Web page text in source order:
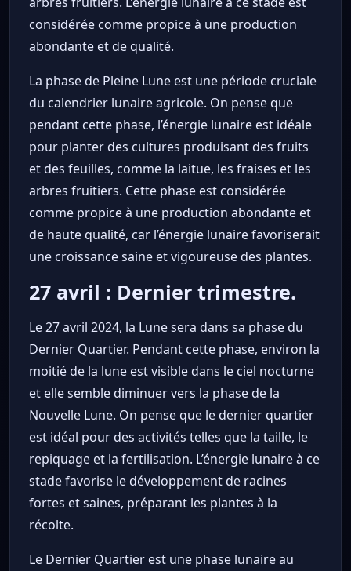
considérée comme propice à une production
abondante et de qualité.
La phase de Pleine Lune est une période cruciale
du calendrier lunaire agricole. On pense que
pendant cette phase, l’énergie lunaire est idéale
pour planter des cultures produisant des fruits
et des feuilles, comme la laitue, les fraises et les
arbres fruitiers. Cette phase est considérée
comme propice à une production abondante et
de haute qualité, car l’énergie lunaire favoriserait
une croissance saine et vigoureuse des plantes.
27 avril : Dernier trimestre.
Le 27 avril 2024, la Lune sera dans sa phase du
Dernier Quartier. Pendant cette phase, environ la
moitié de la lune est visible dans le ciel nocturne
et elle semble diminuer vers la phase de la
Nouvelle Lune. On pense que le dernier quartier
est idéal pour des activités telles que la taille, le
repiquage et la fertilisation. L’énergie lunaire à ce
stade favorise le développement de racines
fortes et saines, préparant les plantes à la
récolte.
Le Dernier Quartier est une phase lunaire au